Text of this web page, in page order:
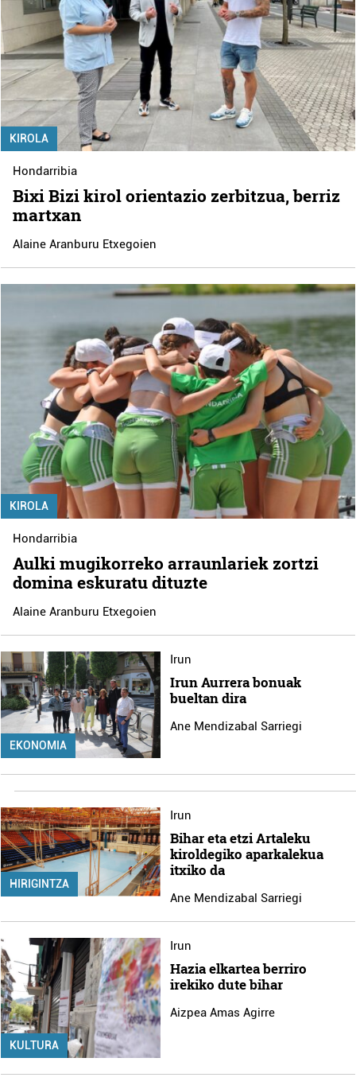
KIROLA
Hondarribia
Bixi Bizi kirol orientazio zerbitzua, berriz
martxan
Alaine Aranburu Etxegoien
KIROLA
Hondarribia
Aulki mugikorreko arraunlariek zortzi
domina eskuratu dituzte
Alaine Aranburu Etxegoien
EKONOMIA
Irun
Irun Aurrera bonuak
bueltan dira
Ane Mendizabal Sarriegi
HIRIGINTZA
Irun
Bihar eta etzi Artaleku
kiroldegiko aparkalekua
itxiko da
Ane Mendizabal Sarriegi
KULTURA
Irun
Hazia elkartea berriro
irekiko dute bihar
Aizpea Amas Agirre